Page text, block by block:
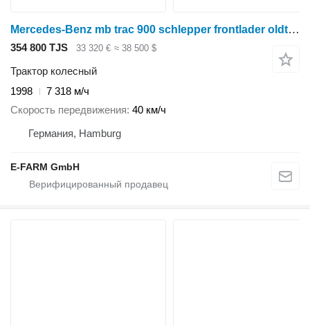
Mercedes-Benz mb trac 900 schlepper frontlader oldtimer 40km/h
354 800 TJS 33 320 € ≈ 38 500 $
Трактор колесный
1998
7 318 м/ч
Скорость передвижения 40 км/ч
Германия, Hamburg
E-FARM GmbH